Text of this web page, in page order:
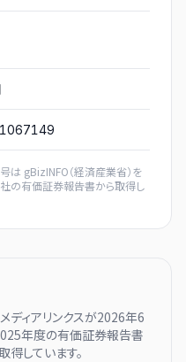
は gBizINFO（経済産業省）を
社の有価証券報告書から取得し
ディアリンクスが2026年6
年度の有価証券報告書
得しています。